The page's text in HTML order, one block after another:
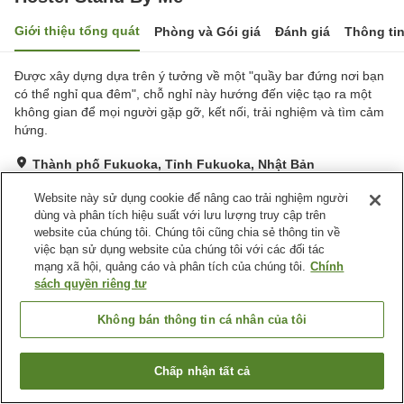
Giới thiệu tổng quát Phòng và Gói giá Đánh giá Thông
Được xây dựng dựa trên ý tưởng về một "quầy bar đứng nơi bạn
có thể nghỉ qua đêm", chỗ nghỉ này hướng đến việc tạo ra một
không gian để mọi người gặp gỡ, kết nối, trải nghiệm và tìm cảm
hứng.
Thành phố Fukuoka, Tỉnh Fukuoka, Nhật Bản
Đánh giá:11lượt
Trang chủ Nhật Bản Tỉnh Fukuoka
Thành phố Fukuoka
Hostel Stand By Me
Tìm phòng trống
Website này sử dụng cookie để nâng cao trải nghiệm người
dùng và phân tích hiệu suất với lưu lượng truy cập trên
website của chúng tôi. Chúng tôi cũng chia sẻ thông tin về
việc bạn sử dụng website của chúng tôi với các đối tác
mạng xã hội, quảng cáo và phân tích của chúng tôi. Chính
sách quyền riêng tư
Không bán thông tin cá nhân của tôi
Chấp nhận tất cả